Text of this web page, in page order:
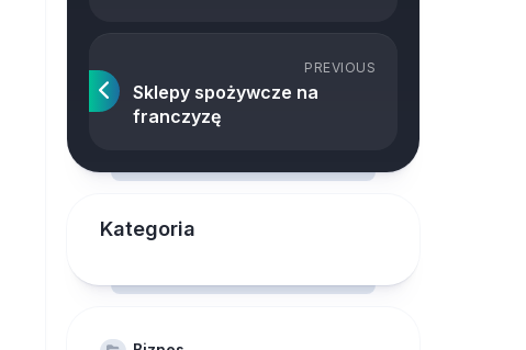
PREVIOUS
Sklepy spożywcze na
franczyzę
Kategoria